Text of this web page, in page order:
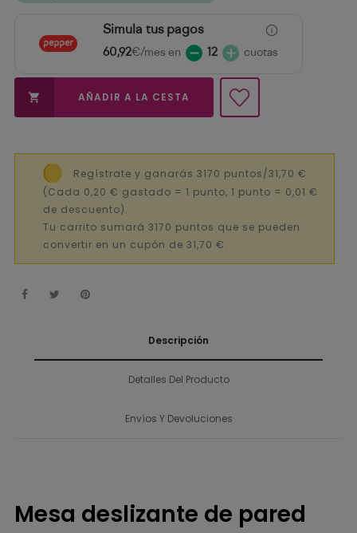
Simula tus pagos
60,92€/mes en 12 cuotas
 AÑADIR A LA CESTA
Regístrate y ganarás 3170 puntos/31,70 €
(Cada 0,20 € gastado = 1 punto, 1 punto = 0,01 €
de descuento).
Tu carrito sumará 3170 puntos que se pueden
convertir en un cupón de 31,70 €.
Descripción
Detalles Del Producto
Envíos Y Devoluciones
Mesa deslizante de pared